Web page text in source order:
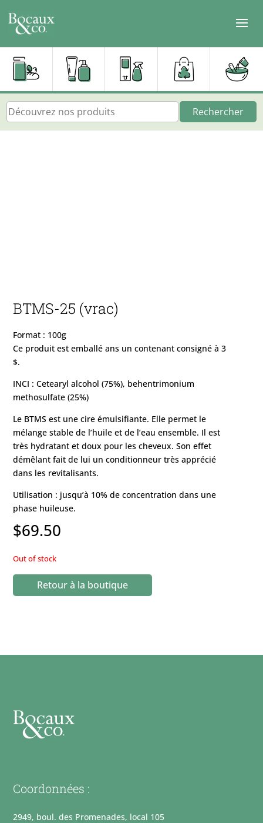
Rechercher
BTMS-25 (vrac)
Format : 100g
Ce produit est emballé ans un contenant consigné à 3
$.
INCI : Cetearyl alcohol (75%), behentrimonium
methosulfate (25%)
Le BTMS est une cire émulsifiante. Elle permet le
mélange stable de l’huile et de l’eau ensemble. Il est
très hydratant et doux pour les cheveux. Son effet
démêlant fait de lui un conditionneur très apprécié
dans les revitalisants.
Utilisation : jusqu’à 10% de concentration dans une
phase huileuse.
$69.50
Out of stock
Retour à la boutique
Coordonnées :
2949, boul. des Promenades, local 105